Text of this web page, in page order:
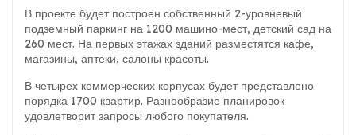
В проекте будет построен собственный 2-уровневый
подземный паркинг на 1200 машино-мест, детский сад на
260 мест. На первых этажах зданий разместятся кафе,
магазины, аптеки, салоны красоты.
В четырех коммерческих корпусах будет представлено
порядка 1700 квартир. Разнообразие планировок
удовлетворит запросы любого покупателя.